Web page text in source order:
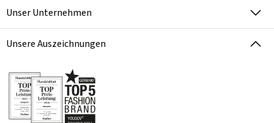
Unser Unternehmen
Unsere Auszeichnungen